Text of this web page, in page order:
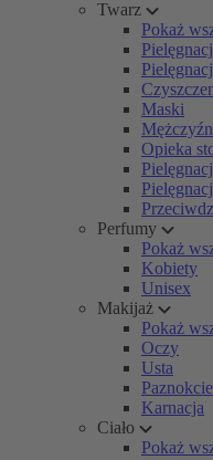
Twarz
Pokaż
Maski
Opieka
Perfumy
Pokaż
Kobiety
Unisex
Makijaż
Pokaż
Oczy
Usta
Paznokcie
Karnacja
Ciało
Pokaż